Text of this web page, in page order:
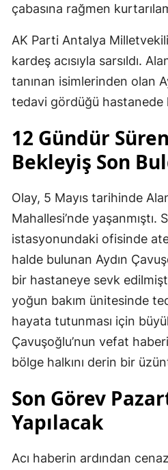
çabasına rağmen
AK Parti Antalya
kardeş acısıyla sarsıldı.
tanınan isimlerinden olan
tedavi gördüğü hastanede
12 Gündür
Bekleyiş Son
Olay, 5 Mayıs tarihinde
Mahallesi’nde yaşanmıştı.
istasyonundaki ofisinde
halde bulunan Aydın
bir hastaneye sevk
yoğun bakım ünitesinde
hayata tutunması için
Çavuşoğlu’nun vefat
bölge halkını derin bir
Son Görev
Yapılacak
Acı haberin ardından